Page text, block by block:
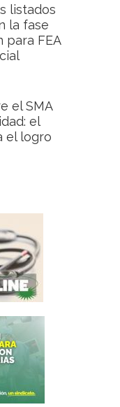
listados
la fase
para FEA
el SMA
el
el logro